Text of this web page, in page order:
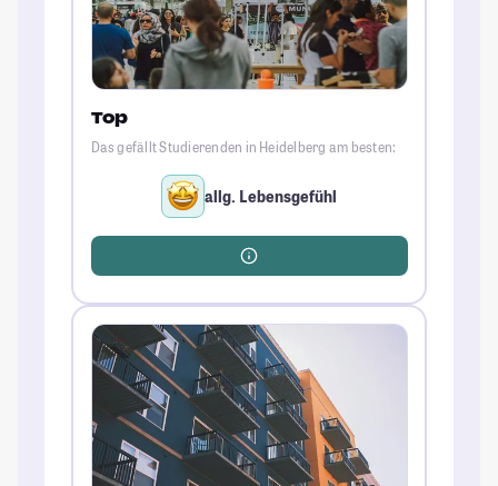
Top
Das gefällt Studierenden in Heidelberg am besten:
allg. Lebensgefühl